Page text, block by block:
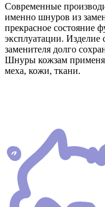
Современные
именно шнуров из
прекрасное состояние
эксплуатации. Изделие
заменителя долго
Шнуры кожзам
меха, кожи, ткани.